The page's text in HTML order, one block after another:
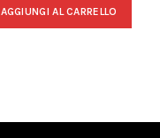
AGGIUNGI AL CARRELLO